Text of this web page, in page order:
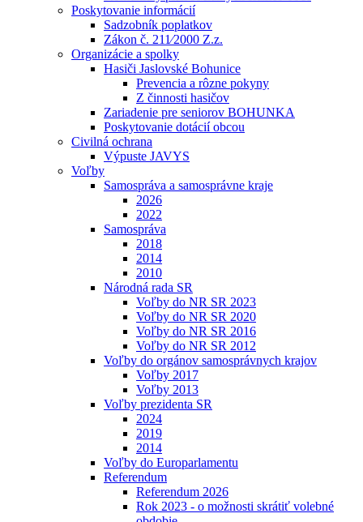
Poskytovanie informácií
Sadzobník poplatkov
Zákon č. 211⁄2000 Z.z.
Organizácie a spolky
Hasiči Jaslovské Bohunice
Prevencia a rôzne pokyny
Z činnosti hasičov
Zariadenie pre seniorov BOHUNKA
Poskytovanie dotácií obcou
Civilná ochrana
Výpuste JAVYS
Voľby
Samospráva a samosprávne kraje
2026
2022
Samospráva
2018
2014
2010
Národná rada SR
Voľby do NR SR 2023
Voľby do NR SR 2020
Voľby do NR SR 2016
Voľby do NR SR 2012
Voľby do orgánov samosprávnych krajov
Voľby 2017
Voľby 2013
Voľby prezidenta SR
2024
2019
2014
Voľby do Europarlamentu
Referendum
Referendum 2026
Rok 2023 - o možnosti skrátiť volebné